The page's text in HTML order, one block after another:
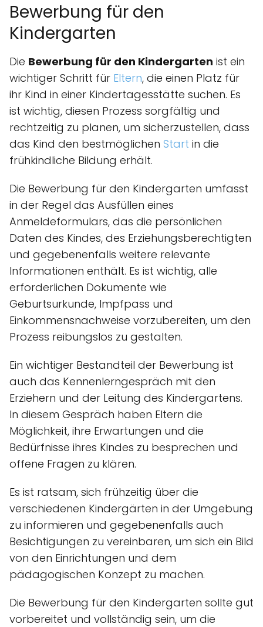
Bewerbung für den
Kindergarten
Die Bewerbung für den Kindergarten ist ein
wichtiger Schritt für Eltern, die einen Platz für
ihr Kind in einer Kindertagesstätte suchen. Es
ist wichtig, diesen Prozess sorgfältig und
rechtzeitig zu planen, um sicherzustellen, dass
das Kind den bestmöglichen Start in die
frühkindliche Bildung erhält.
Die Bewerbung für den Kindergarten umfasst
in der Regel das Ausfüllen eines
Anmeldeformulars, das die persönlichen
Daten des Kindes, des Erziehungsberechtigten
und gegebenenfalls weitere relevante
Informationen enthält. Es ist wichtig, alle
erforderlichen Dokumente wie
Geburtsurkunde, Impfpass und
Einkommensnachweise vorzubereiten, um den
Prozess reibungslos zu gestalten.
Ein wichtiger Bestandteil der Bewerbung ist
auch das Kennenlerngespräch mit den
Erziehern und der Leitung des Kindergartens.
In diesem Gespräch haben Eltern die
Möglichkeit, ihre Erwartungen und die
Bedürfnisse ihres Kindes zu besprechen und
offene Fragen zu klären.
Es ist ratsam, sich frühzeitig über die
verschiedenen Kindergärten in der Umgebung
zu informieren und gegebenenfalls auch
Besichtigungen zu vereinbaren, um sich ein Bild
von den Einrichtungen und dem
pädagogischen Konzept zu machen.
Die Bewerbung für den Kindergarten sollte gut
vorbereitet und vollständig sein, um die